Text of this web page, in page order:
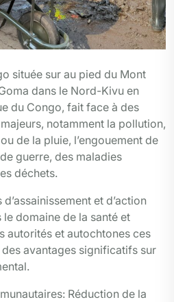
située sur au pied du Mont
dans le Nord-Kivu en
du Congo, fait face à des
notamment la pollution,
de la pluie, l’engouement de
guerre, des maladies
déchets.
et d’action
le domaine de la santé et
autorités et autochtones ces
avantages significatifs sur
Réduction de la